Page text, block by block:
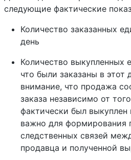
следующие фактические
Количество заказанных
день
Количество выкупленных
что были заказаны в этот
внимание, что продажа
заказа независимо от
фактически был выкуплен
важно для формирования
следственных связей
продавца и полученной